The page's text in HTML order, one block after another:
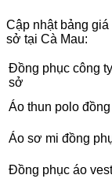
Cập nhật bảng
sở tại Cà Mau:
Đồng phục công
sở
Áo thun polo
Áo sơ mi đồng
Đồng phục áo vest